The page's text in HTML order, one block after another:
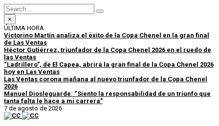
×
ÚLTIMA HORA
Victorino Martín analiza el éxito de la Copa Chenel en la gran final
de Las Ventas
Héctor Gutiérrez, triunfador de la Copa Chenel 2026 en el ruedo de
las Ventas
“Ladrillero”, de El Capea, abrirá la gran final de la Copa Chenel 2026
hoy en Las Ventas
Las Ventas corona mañana al nuevo triunfador de la Copa Chenel
2026
Manuel Diosleguarde: “Siento la responsabilidad de un triunfo que
tanta falta le hace a mi carrera”
7 de agosto de 2026